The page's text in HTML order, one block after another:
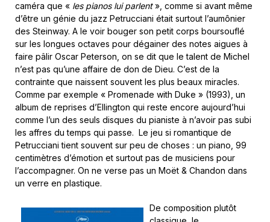
caméra que « les pianos lui parlent», comme si avant même
d’être un génie du jazz Petrucciani était surtout l’aumônier
des Steinway. A le voir bouger son petit corps boursouflé
sur les longues octaves pour dégainer des notes aigues à
faire pâlir Oscar Peterson, on se dit que le talent de Michel
n’est pas qu’une affaire de don de Dieu. C’est de la
contrainte que naissent souvent les plus beaux miracles.
Comme par exemple « Promenade with Duke » (1993), un
album de reprises d’Ellington qui reste encore aujourd’hui
comme l’un des seuls disques du pianiste à n’avoir pas subi
les affres du temps qui passe. Le jeu si romantique de
Petrucciani tient souvent sur peu de choses : un piano, 99
centimètres d’émotion et surtout pas de musiciens pour
l’accompagner. On ne verse pas un Moët & Chandon dans
un verre en plastique.
De composition plutôt